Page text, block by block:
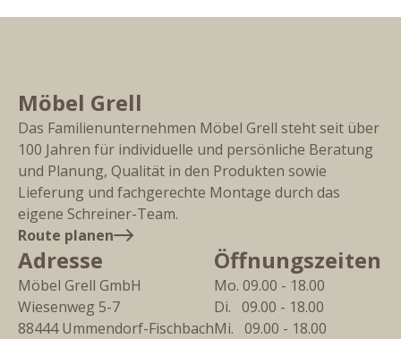
Möbel Grell
Das Familienunternehmen Möbel Grell steht seit über
100 Jahren für individuelle und persönliche Beratung
und Planung, Qualität in den Produkten sowie
Lieferung und fachgerechte Montage durch das
eigene Schreiner-Team.
Route planen
Adresse
Möbel Grell GmbH
Wiesenweg 5-7
88444 Ummendorf-Fischbach
Öffnungszeiten
Mo. 09.00 - 18.00
Di.   09.00 - 18.00
Mi.   09.00 - 18.00